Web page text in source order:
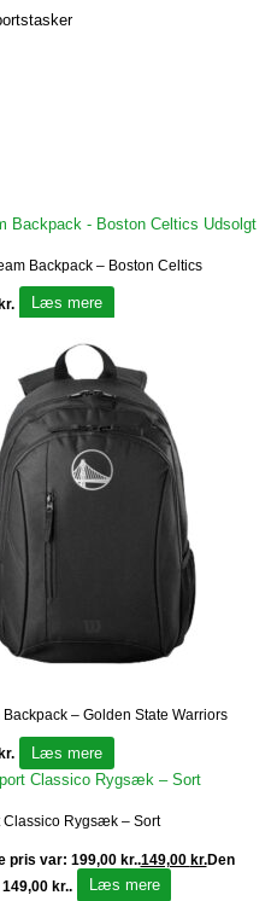
Udsolgt
Backpack – Boston Celtics
Læs mere
– Golden State Warriors
kr.
Læs mere
Classico Rygsæk – Sort
pris var: 199,00 kr..149,00 kr.Den
kr..
Læs mere